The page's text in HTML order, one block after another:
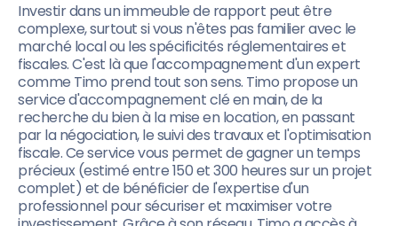
Investir dans un immeuble de rapport peut être
complexe, surtout si vous n'êtes pas familier avec le
marché local ou les spécificités réglementaires et
fiscales. C'est là que l'accompagnement d'un expert
comme Timo prend tout son sens. Timo propose un
service d'accompagnement clé en main, de la
recherche du bien à la mise en location, en passant
par la négociation, le suivi des travaux et l'optimisation
fiscale. Ce service vous permet de gagner un temps
précieux (estimé entre 150 et 300 heures sur un projet
complet) et de bénéficier de l'expertise d'un
professionnel pour sécuriser et maximiser votre